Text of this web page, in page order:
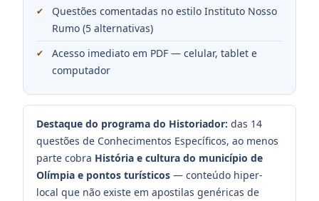
Questões comentadas no estilo Instituto Nosso
Rumo (5 alternativas)
Acesso imediato em PDF — celular, tablet e
computador
Destaque do programa do Historiador: das 14
questões de Conhecimentos Específicos, ao menos
parte cobra História e cultura do município de
Olímpia e pontos turísticos — conteúdo hiper-
local que não existe em apostilas genéricas de